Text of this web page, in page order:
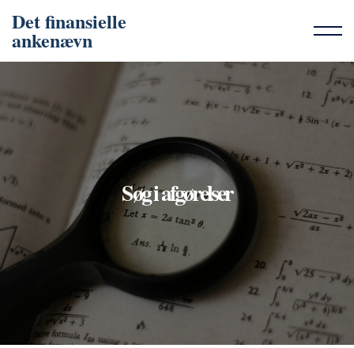
Det finansielle
ankenævn
Søg i afgørelser